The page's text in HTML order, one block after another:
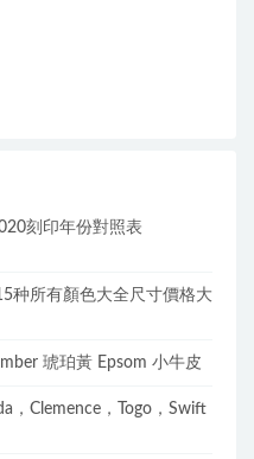
刻印年份對照表
种所有顏色大全尺寸價格大
琥珀黃 Epsom 小牛皮
，Clemence，Togo，Swift